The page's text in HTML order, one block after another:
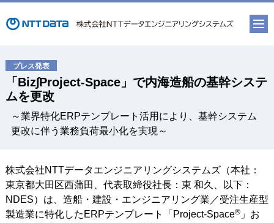
「Biz∫Project-Space」で内海造船の基幹システ
ムを更改
～業界特化ERPテンプレート活用により、基幹システム
更改に伴う業務負荷最小化を実現～
株式会社NTTデータエンジニアリングシステムズ（本社：
東京都大田区西蒲田、代表取締役社長：東 和久、以下：
NDES）は、造船・建設・エンジニアリング業／受注生産型
製造業に特化したERPテンプレート「Project-Space®」お